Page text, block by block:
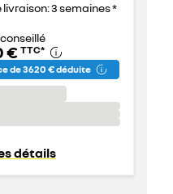
3 semaines *
€ TTC*
de 3 620 € déduite
détails